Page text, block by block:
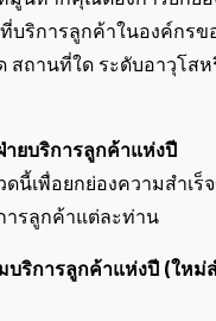
บริการลูกค้าในองค์กรข
สถานที่ใด ระดับอาวุโส
ายบริการลูกค้าแห่งปี
นี้เพื่อยกย่องความสำเร็
ารลูกค้าแต่ละท่าน
บริการลูกค้าแห่งปี (ใหม่